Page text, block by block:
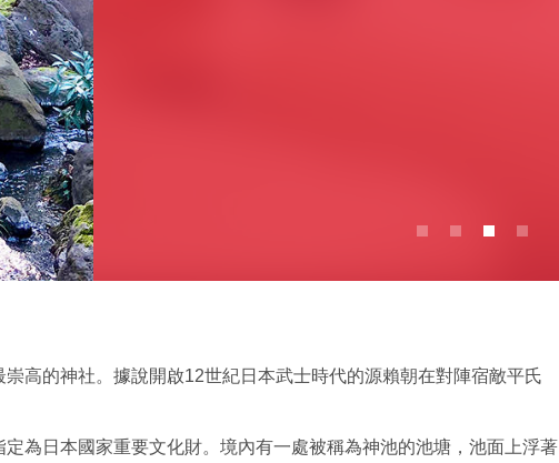
高的神社。據說開啟12世紀日本武士時代的源賴朝在對陣宿敵平氏
為日本國家重要文化財。境內有一處被稱為神池的池塘，池面上浮著